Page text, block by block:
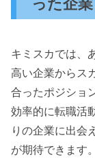
キミスカでは、
高い企業からス
合ったポジショ
効率的に転職活
りの企業に出会
が期待できます。